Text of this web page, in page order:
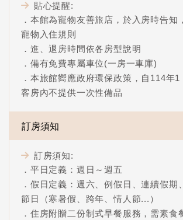
貼心提醒:
．本館為寵物友善旅店，於入房時告知
寵物入住規則
．進、退房時間依各房型說明
．備有免費專屬車位(一房一車庫)
．本旅館嚮應政府環保政策，自114年1
客房內不提供一次性備品
訂房須知
訂房須知:
．平日定義：週日～週五
．假日定義：週六、例假日、連續假期
節日（寒暑假、跨年、情人節...）
．住房附贈二份制式早餐服務，需素食